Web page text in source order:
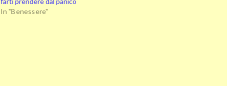
In "Benessere"